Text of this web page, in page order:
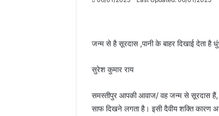
जन्म से है सूरदास ,पानी के बाहर दिखाई देता
सुरेश कुमार राय
समस्तीपुर आप‌की आवाज/ वह जन्म से सूरदास हैं,
साफ दिखने लगता है। इसी दैवीय शक्ति कारण